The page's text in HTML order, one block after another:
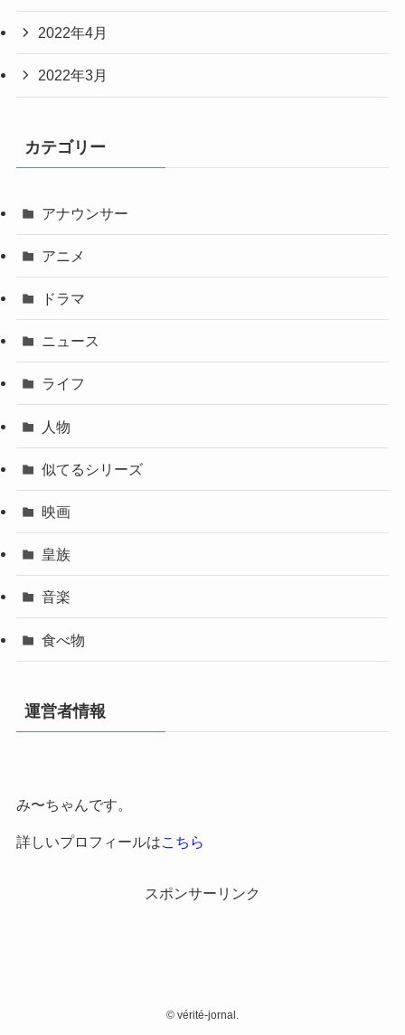
2022年4月
2022年3月
カテゴリー
アナウンサー
アニメ
ドラマ
ニュース
ライフ
人物
似てるシリーズ
映画
皇族
音楽
食べ物
運営者情報
み〜ちゃんです。
詳しいプロフィールはこちら
スポンサーリンク
© vérité-jornal.